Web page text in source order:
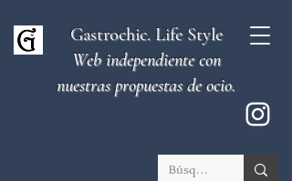
Gastrochic. Life Style
Web independiente con
nuestras propuestas de ocio.